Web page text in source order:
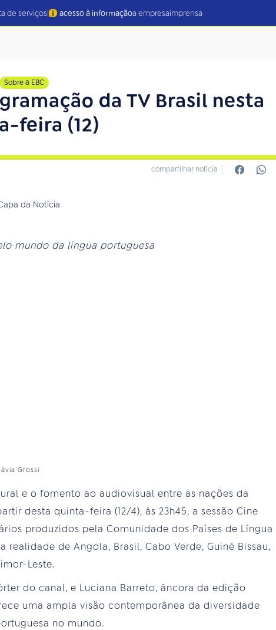
de serviços| acesso à informaçãoa empresaimprensa
Sobre a EBC
da TV Brasil nesta
feira (12)
compartilhar notícia
mundo da língua portuguesa
Grossi
e o fomento ao audiovisual entre as nações da
desta quinta-feira (12/4), às 23h45, a sessão Cine
produzidos pela Comunidade dos Países de Língua
realidade de Angola, Brasil, Cabo Verde, Guiné Bissau,
Leste.
do canal, e Luciana Barreto, âncora da edição
uma ampla visão contemporânea da diversidade
no mundo.